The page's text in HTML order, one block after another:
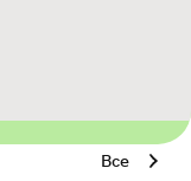
Все